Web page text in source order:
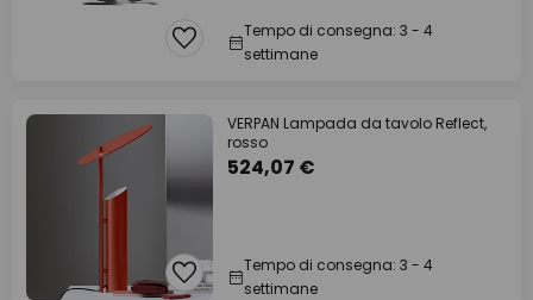
Tempo di consegna: 3 - 4
settimane
VERPAN Lampada da tavolo Reflect,
rosso
524,07 €
Tempo di consegna: 3 - 4
settimane